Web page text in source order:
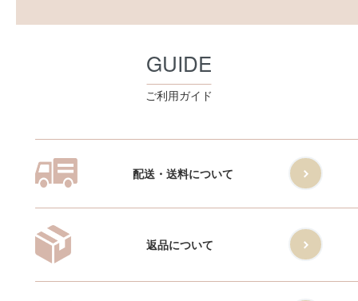
GUIDE
ご利用ガイド
配送・送料について
返品について